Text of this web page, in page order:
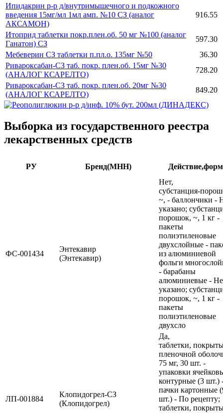
Ипидакрин р-р д/внутримышечного и подкожного
введения 15мг/мл 1мл амп. №10 СЗ (аналог
АКСАМОН)
916.55
Итоприд таблетки покр.плен.об. 50 мг №100 (аналог
Ганатон) СЗ
597.30
Мебеверин СЗ таблетки п.пл.о. 135мг №50
36.30
Ривароксабан-СЗ таб. покр. плен.об. 15мг №30
(АНАЛОГ КСАРЕЛТО)
728.20
Ривароксабан-СЗ таб. покр. плен.об. 20мг №30
(АНАЛОГ КСАРЕЛТО)
849.20
Выборка из государственного реестра
лекарственных средств
РУ Бренд(МНН)
ФС-001434
Энтекавир
(Энтекавир)
Нет,
субстанция-
~, - баллончики -
указано;
порошок, ~, 1 кг -
пакеты
полиэтиленовые
двухслойные -
из алюминиевой
фольги
- барабаны
алюминиевые - Не
указано;
порошок, ~, 1 кг -
пакеты
полиэтиленовые
двухсло
ЛП-001884
Клопидогрел-СЗ
(Клопидогрел)
Да,
таблетки,
пленочной
75 мг, 30 шт. -
упаковки
контурные (3 шт.)
пачки картонные
шт.) - По рецепту;
таблетки,